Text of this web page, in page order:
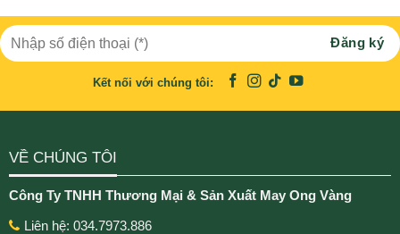
Kết nối với chúng tôi:
VỀ CHÚNG TÔI
Công Ty TNHH Thương Mại & Sản Xuất May Ong Vàng
Liên hệ: 034.7973.886